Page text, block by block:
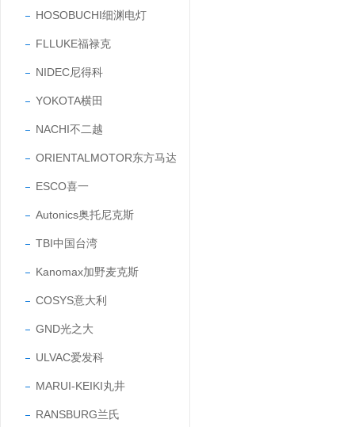
HOSOBUCHI细渊电灯
FLLUKE福禄克
NIDEC尼得科
YOKOTA横田
NACHI不二越
ORIENTALMOTOR东方马达
ESCO喜一
Autonics奥托尼克斯
TBI中国台湾
Kanomax加野麦克斯
COSYS意大利
GND光之大
ULVAC爱发科
MARUI-KEIKI丸井
RANSBURG兰氏